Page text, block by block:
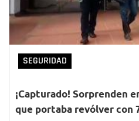
SEGURIDAD
¡Capturado! Sorprenden
que portaba revólver con